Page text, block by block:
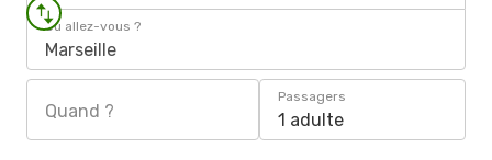
Où allez-vous ?
Marseille
Quand ?
Passagers
1 adulte